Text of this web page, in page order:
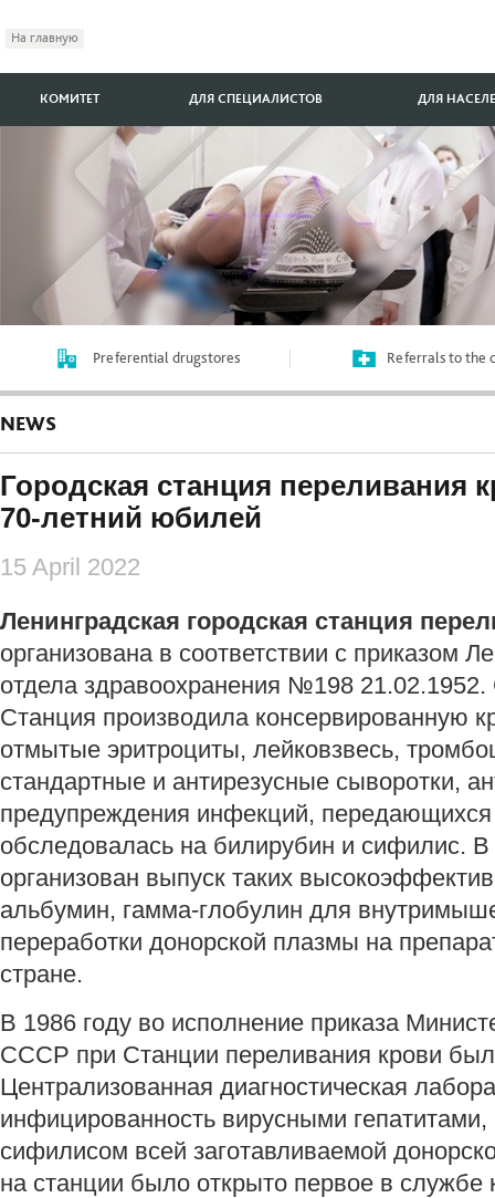
На главную
КОМИТЕТ ДЛЯ СПЕЦИАЛИСТОВ ДЛЯ
Preferential drugstores Referrals to the
NEWS
Городская станция переливания
70-летний юбилей
15 April 2022
Ленинградская городская станция
организована в соответствии с приказом
отдела здравоохранения №198
Станция производила консервированную
отмытые эритроциты, лейковзвесь,
стандартные и антирезусные сыворотки,
предупреждения инфекций, передающихся
обследовалась на билирубин и сифилис. В
организован выпуск таких
альбумин, гамма-глобулин для
переработки донорской плазмы на
стране.
В 1986 году во исполнение приказа
СССР при Станции переливания крови
Централизованная диагностическая
инфицированность вирусными
сифилисом всей заготавливаемой
на станции было открыто первое в службе